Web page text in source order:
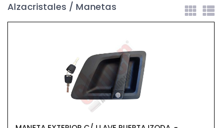
Alzacristales / Manetas